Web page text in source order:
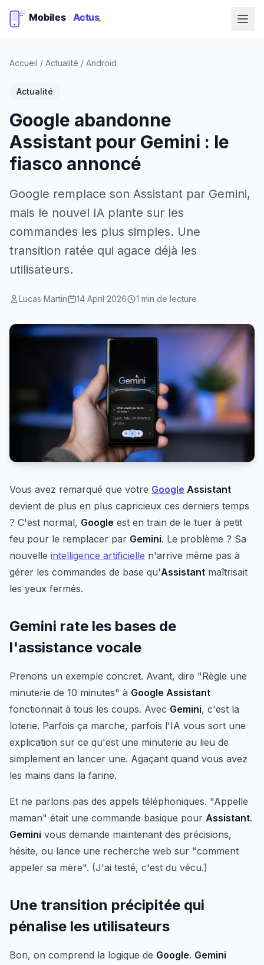
Accueil / Actualité / Android
Actualité
Google abandonne
Assistant pour Gemini : le
fiasco annoncé
Google remplace son Assistant par Gemini,
mais le nouvel IA plante sur les
commandes les plus simples. Une
transition ratée qui agace déjà les
utilisateurs.
Lucas Martin 14 April 2026 1 min de lecture
Vous avez remarqué que votre Google Assistant
devient de plus en plus capricieux ces derniers temps
? C'est normal, Google est en train de le tuer à petit
feu pour le remplacer par Gemini. Le problème ? Sa
nouvelle intelligence artificielle n'arrive même pas à
gérer les commandes de base qu'Assistant maîtrisait
les yeux fermés.
Gemini rate les bases de
l'assistance vocale
Prenons un exemple concret. Avant, dire "Règle une
minuterie de 10 minutes" à Google Assistant
fonctionnait à tous les coups. Avec Gemini, c'est la
loterie. Parfois ça marche, parfois l'IA vous sort une
explication sur ce qu'est une minuterie au lieu de
simplement en lancer une. Agaçant quand vous avez
les mains dans la farine.
Et ne parlons pas des appels téléphoniques. "Appelle
maman" était une commande basique pour Assistant.
Gemini vous demande maintenant des précisions,
hésite, ou lance une recherche web sur "comment
appeler sa mère". (J'ai testé, c'est du vécu.)
Une transition précipitée qui
pénalise les utilisateurs
Bon, on comprend la logique de Google. Gemini